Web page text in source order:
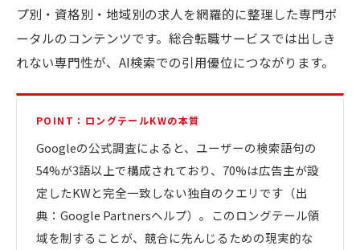
プ別・資格別・地域別の求人を網羅的に整理した専門ポ
ータルのコンテンツです。総合転職サービスでは出しき
れない専門性が、AI検索での引用優位につながります。
POINT：ロングテールKWの本質
Googleの公式調査によると、ユーザーの検索語句の
54%が3語以上で構成されており、70%は広告主が設
定したKWと完全一致しない独自のクエリです（出
典：Google Partnersヘルプ）。このロングテール領
域を制することが、競合に先んじるための現実的な